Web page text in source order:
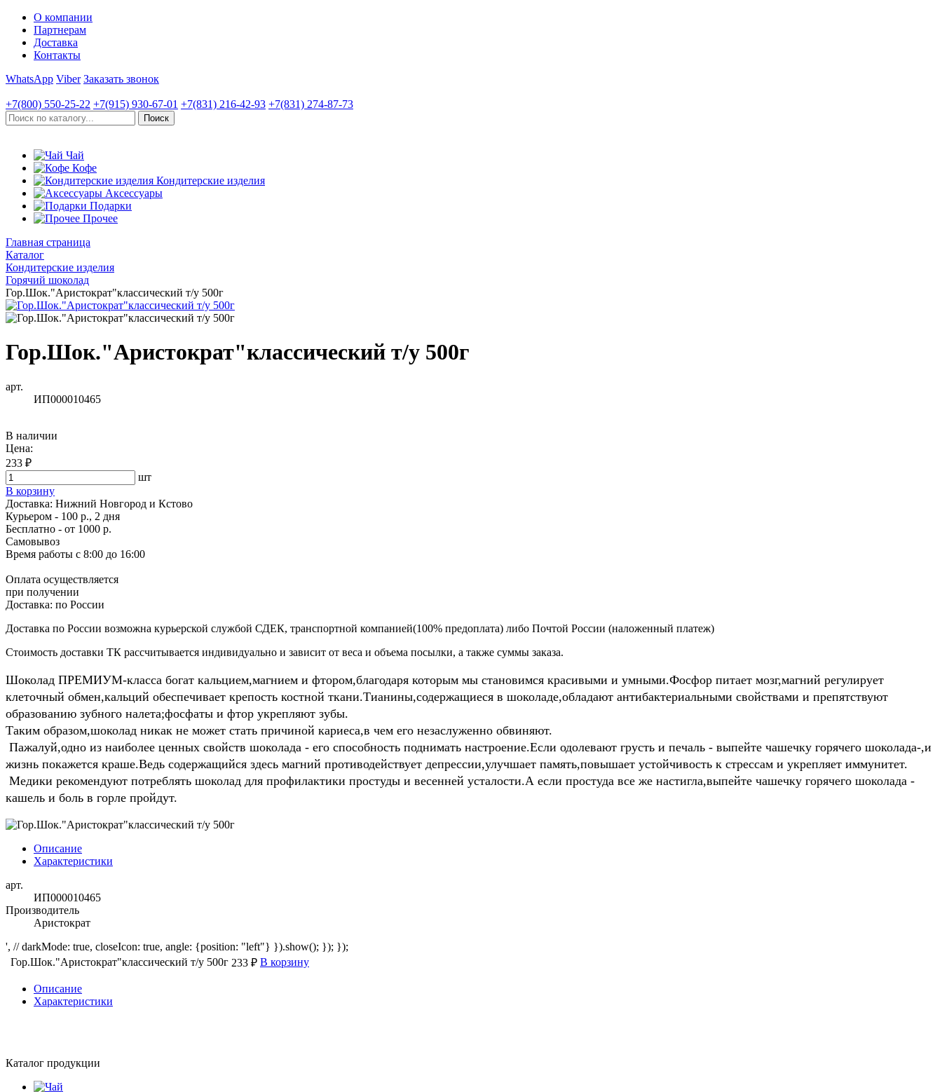
О компании
Партнерам
Доставка
Контакты
WhatsApp Viber Заказать звонок
+7(800) 550-25-22 +7(915) 930-67-01 +7(831) 216-42-93 +7(831) 274-87-73
Чай
Кофе
Кондитерские изделия
Аксессуары
Подарки
Прочее
Главная страница
Каталог
Кондитерские изделия
Горячий шоколад
Гор.Шок."Аристократ"классический т/у 500г
Гор.Шок."Аристократ"классический т/у 500г
арт.
ИП000010465
В наличии
Цена:
233 ₽
шт
В корзину
Доставка: Нижний Новгород и Кстово
Курьером - 100 р., 2 дня
Бесплатно - от 1000 р.
Самовывоз
Время работы с 8:00 до 16:00
Оплата осуществляется
при получении
Доставка: по России
Доставка по России возможна курьерской службой СДЕК, транспортной компанией(100% предоплата) либо Почтой России (наложенный платеж)
Стоимость доставки ТК рассчитывается индивидуально и зависит от веса и объема посылки, а также суммы заказа.
Шоколад ПРЕМИУМ-класса богат кальцием,магнием и фтором,благодаря которым мы становимся красивыми и умными.Фосфор питает мозг,магний регулирует
клеточный обмен,кальций обеспечивает крепость костной ткани.Тианины,содержащиеся в шоколаде,обладают антибактериальными свойствами и препятствуют
образованию зубного налета;фосфаты и фтор укрепляют зубы.
Таким образом,шоколад никак не может стать причиной кариеса,в чем его незаслуженно обвиняют.
Пажалуй,одно из наиболее ценных свойств шоколада - его способность поднимать настроение.Если одолевают грусть и печаль - выпейте чашечку горячего шоколада-,и
жизнь покажется краше.Ведь содержащийся здесь магний противодействует депрессии,улучшает память,повышает устойчивость к стрессам и укрепляет иммунитет.
Медики рекомендуют потреблять шоколад для профилактики простуды и весенней усталости.А если простуда все же настигла,выпейте чашечку горячего шоколада -
кашель и боль в горле пройдут.
Описание
Характеристики
арт.
ИП000010465
Производитель
Аристократ
', // darkMode: true, closeIcon: true, angle: {position: "left"} }).show(); }); });
Гор.Шок."Аристократ"классический т/у 500г 233 ₽ В корзину
Описание
Характеристики
Каталог продукции